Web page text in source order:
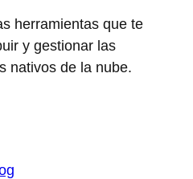
herramientas que te
y gestionar las
nativos de la nube.